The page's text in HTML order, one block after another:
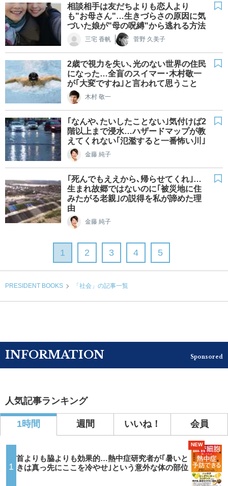
相談相手は友だちよりも恋人より
も"お母さん"…生きづらさの原因に気
づいた娘が"母の呪縛"から逃れる方法
三宅 香帆 菅野 久美子
2歳で視力を失い､光のない世界の住民
になった…全盲のスイマー･木村敬一
が｢大変ですね｣と言われて思うこと
木村 敬一
｢なんや､たいしたことない｣気付けば2
階以上まで浸水…ハザードマップが教
えてくれない｢氾濫すると一番怖い川｣
金藤 純子
｢死んでもええから､帰らせてくれ｣…
生まれ故郷ではないのに｢被災地に住
みたがる老親｣の説得を私が諦めた理
由
金藤 純子
1 2 3 4 5
PRESIDENT BOOKS 「社会」の記事一覧
INFORMATION Sponsored
人気記事ランキング
1時間 週間 いいね！ 会員
1
首よりも脇よりも効果的…熱中症研究者が｢暑いと
きは真っ先にここを冷やせ｣という意外な体の部位
NEW